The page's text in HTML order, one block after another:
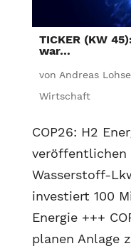
TICKER (KW
war…
von Andreas Lohse
Wirtschaft
COP26: H2
veröffentlichen
Wasserstoff-
investiert 100
Energie +++
planen Anlage